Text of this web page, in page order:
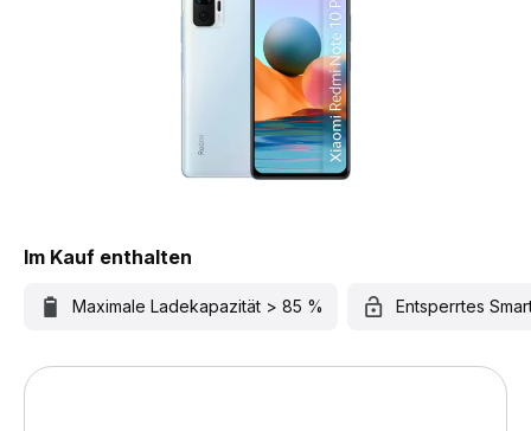
Im Kauf enthalten
Maximale Ladekapazität > 85 % Entsperrtes